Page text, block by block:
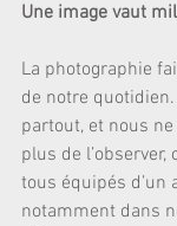
Une image vaut
La photographie
de notre
partout, et nous
plus de
tous équipés d’un
notamment dans